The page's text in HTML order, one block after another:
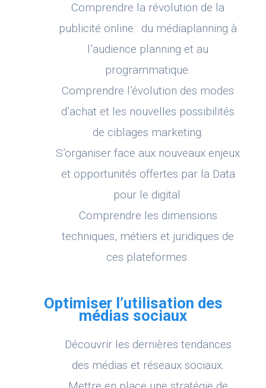
Comprendre la révolution de la
publicité online : du médiaplanning à
l’audience planning et au
programmatique.
Comprendre l’évolution des modes
d’achat et les nouvelles possibilités
de ciblages marketing.
S’organiser face aux nouveaux enjeux
et opportunités offertes par la Data
pour le digital.
Comprendre les dimensions
techniques, métiers et juridiques de
ces plateformes.
Optimiser l’utilisation des
médias sociaux
Découvrir les dernières tendances
des médias et réseaux sociaux.